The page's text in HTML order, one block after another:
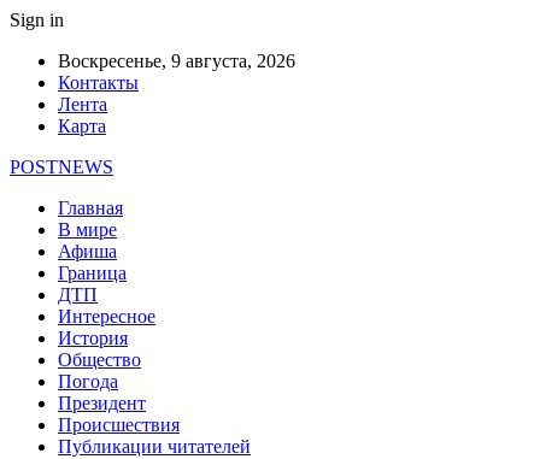
Sign in
Воскресенье, 9 августа, 2026
Контакты
Лента
Карта
POSTNEWS
Главная
В мире
Афиша
Граница
ДТП
Интересное
История
Общество
Погода
Президент
Происшествия
Публикации читателей